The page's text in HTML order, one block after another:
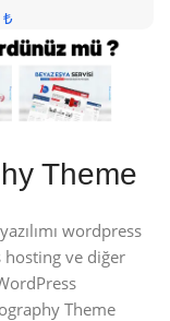
Theme
wordpress
ve diğer
Theme